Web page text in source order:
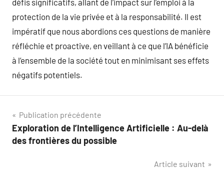
défis significatifs, allant de l’impact sur l’emploi à la
protection de la vie privée et à la responsabilité. Il est
impératif que nous abordions ces questions de manière
réfléchie et proactive, en veillant à ce que l’IA bénéficie
à l’ensemble de la société tout en minimisant ses effets
négatifs potentiels.
Navigation
de
Publication précédente
Exploration de l’Intelligence Artificielle : Au-delà
des frontières du possible
Article suivant